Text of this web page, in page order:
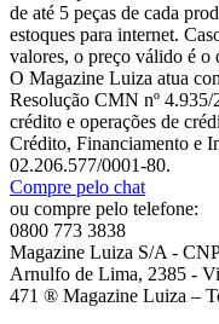
de até 5 peças de cada
estoques para internet.
valores, o preço válido é o
O Magazine Luiza atua
Resolução CMN nº 4.935/
crédito e operações de
Crédito, Financiamento e
02.206.577/0001-80.
Compre pelo chat
ou compre pelo telefone:
0800 773 3838
Magazine Luiza S/A -
Arnulfo de Lima, 2385 -
471 ® Magazine Luiza –